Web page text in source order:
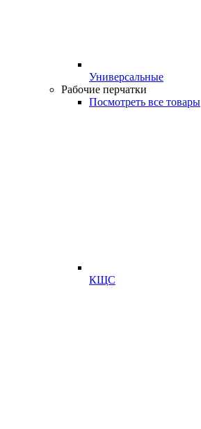
Универсальные
Рабочие перчатки
Посмотреть все товары
КЩС